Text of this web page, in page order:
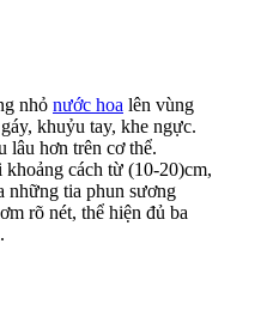
nhỏ nước hoa lên vùng
khuỷu tay, khe ngực.
lâu hơn trên cơ thể.
cách từ (10-20)cm,
những tia phun sương
rõ nét, thể hiện đủ ba